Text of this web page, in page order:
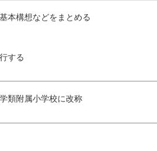
本構想などをまとめる
する
類附属小学校に改称